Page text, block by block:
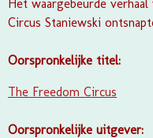
Het waargebeurde
Circus Staniewski
Oorspronkelijke titel:
The Freedom Circus
Oorspronkelijke uitgever: